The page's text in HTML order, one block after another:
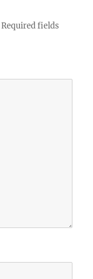
Required fields